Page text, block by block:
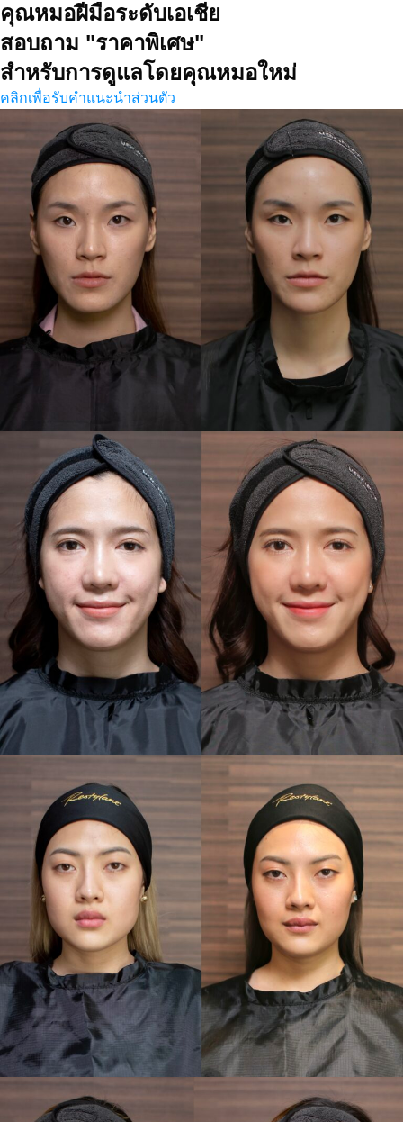
คุณหมอฝีมือระดับเอเชีย
สอบถาม "ราคาพิเศษ"
สำหรับการดูแลโดยคุณหมอใหม่
คลิกเพื่อรับคำแนะนำส่วนตัว